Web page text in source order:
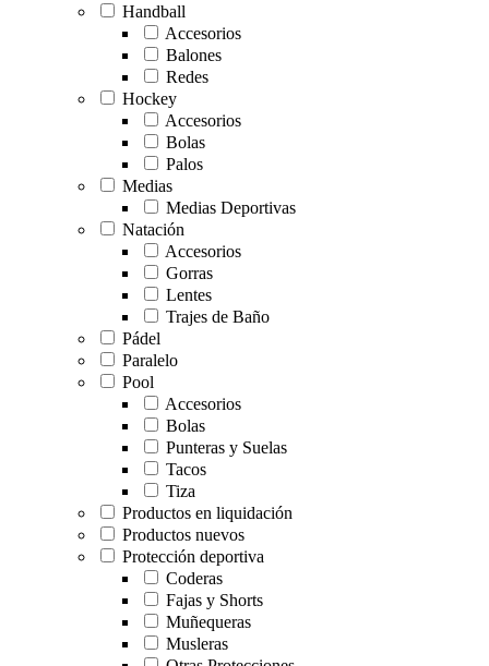
Handball
Accesorios
Balones
Redes
Hockey
Accesorios
Bolas
Palos
Medias
Medias Deportivas
Natación
Accesorios
Gorras
Lentes
Trajes de Baño
Pádel
Paralelo
Pool
Accesorios
Bolas
Punteras y Suelas
Tacos
Tiza
Productos en liquidación
Productos nuevos
Protección deportiva
Coderas
Fajas y Shorts
Muñequeras
Musleras